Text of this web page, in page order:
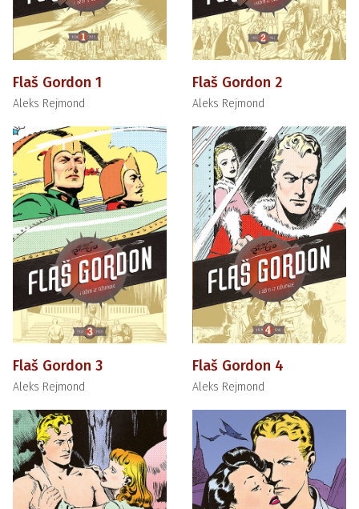
Flaš Gordon 1
Aleks Rejmond
Flaš Gordon 2
Aleks Rejmond
Flaš Gordon 3
Aleks Rejmond
Flaš Gordon 4
Aleks Rejmond